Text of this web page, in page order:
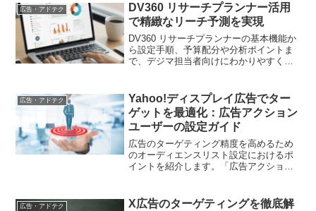
広告・アドテク
DV360 リサーチプランナー活用
で精緻なリーチ予測を実現
DV360 リサーチプランナーの基本機能か
ら設定手順、予算配分や分析ポイントま
で、デジマ担当者向けにわかりやすく解
広告・アドテク
Yahoo!ディスプレイ広告でター
ゲットを最適化：広告アクション
ユーザーの設定ガイド
広告のターゲティング精度を高めるため
のオーディエンスリスト設定におけるポ
イントを紹介します。「広告アクション
広告・アドテク
X広告のターゲティングを徹底解